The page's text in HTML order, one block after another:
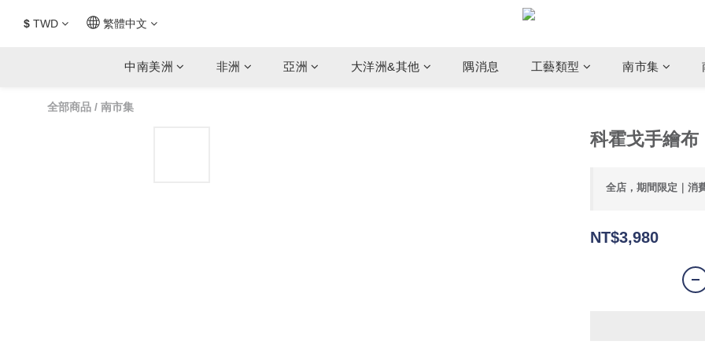
$ TWD 繁體中文
中南美洲 非洲 亞洲 大洋洲&其他 隅消息 工藝類型 南市集
全部商品 / 南市集
科霍戈手繪
全店，期間限定｜消
NT$3,980